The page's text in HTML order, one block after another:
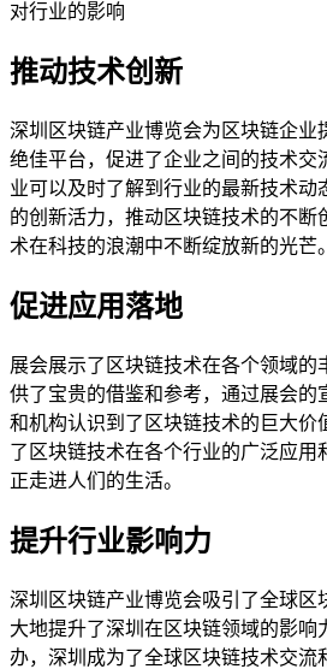
对行业的影响
推动技术创新
深圳区块链产业博览会为区块链企业
绝佳平台，促进了企业之间的技术交
业可以及时了解到行业的最新技术动
的创新活力，推动区块链技术的不断
术在科技的浪潮中不断绽放新的光芒。
促进应用落地
展会展示了区块链技术在各个领域的
供了宝贵的借鉴和参考，通过展会的
和机构认识到了区块链技术的巨大价
了区块链技术在各个行业的广泛应用
正走进人们的生活。
提升行业影响力
深圳区块链产业博览会吸引了全球区
大地提升了深圳在区块链领域的影响
办，深圳成为了全球区块链技术交流